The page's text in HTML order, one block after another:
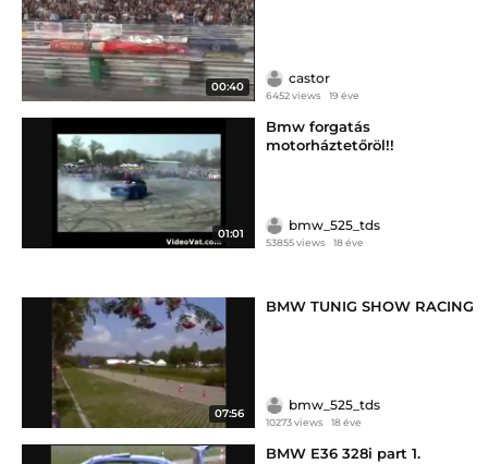
00:40
castor
6452 views 19 éve
01:01
Bmw forgatás
motorháztetőröl!!
bmw_525_tds
53855 views 18 éve
07:56
BMW TUNIG SHOW RACING
bmw_525_tds
10273 views 18 éve
BMW E36 328i part 1.